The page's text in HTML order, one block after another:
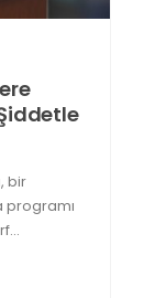
bir
programı